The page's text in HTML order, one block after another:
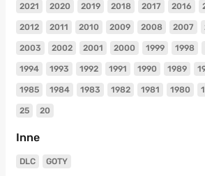
2021 2020 2019 2018 2017 2016
2012 2011 2010 2009 2008 2007
2003 2002 2001 2000 1999 1998
1994 1993 1992 1991 1990 1989
1985 1984 1983 1982 1981 1980
25 20
Inne
DLC GOTY